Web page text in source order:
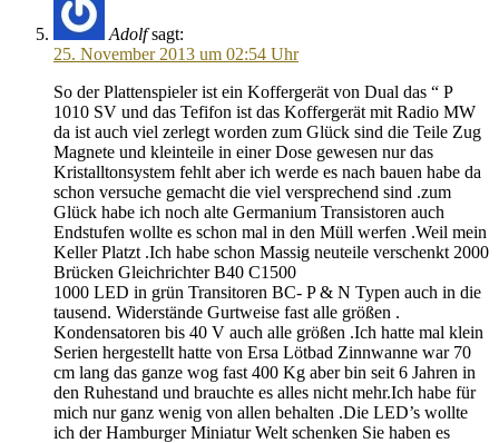
Adolf sagt:
25. November 2013 um 02:54 Uhr
So der Plattenspieler ist ein Koffergerät von Dual das “ P
1010 SV und das Tefifon ist das Koffergerät mit Radio MW
da ist auch viel zerlegt worden zum Glück sind die Teile Zug
Magnete und kleinteile in einer Dose gewesen nur das
Kristalltonsystem fehlt aber ich werde es nach bauen habe da
schon versuche gemacht die viel versprechend sind .zum
Glück habe ich noch alte Germanium Transistoren auch
Endstufen wollte es schon mal in den Müll werfen .Weil mein
Keller Platzt .Ich habe schon Massig neuteile verschenkt 2000
Brücken Gleichrichter B40 C1500
1000 LED in grün Transitoren BC- P & N Typen auch in die
tausend. Widerstände Gurtweise fast alle größen .
Kondensatoren bis 40 V auch alle größen .Ich hatte mal klein
Serien hergestellt hatte von Ersa Lötbad Zinnwanne war 70
cm lang das ganze wog fast 400 Kg aber bin seit 6 Jahren in
den Ruhestand und brauchte es alles nicht mehr.Ich habe für
mich nur ganz wenig von allen behalten .Die LED’s wollte
ich der Hamburger Miniatur Welt schenken Sie haben es